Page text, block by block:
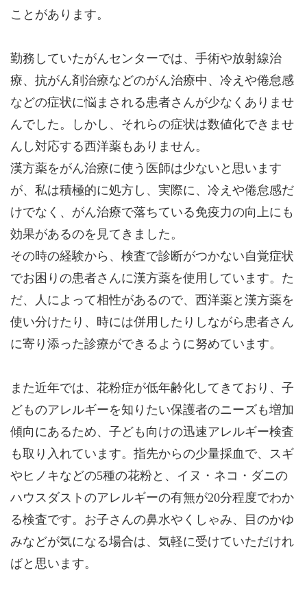
ことがあります。
勤務していたがんセンターでは、手術や放射線治
療、抗がん剤治療などのがん治療中、冷えや倦怠感
などの症状に悩まされる患者さんが少なくありませ
んでした。しかし、それらの症状は数値化できませ
んし対応する西洋薬もありません。
漢方薬をがん治療に使う医師は少ないと思います
が、私は積極的に処方し、実際に、冷えや倦怠感だ
けでなく、がん治療で落ちている免疫力の向上にも
効果があるのを見てきました。
その時の経験から、検査で診断がつかない自覚症状
でお困りの患者さんに漢方薬を使用しています。た
だ、人によって相性があるので、西洋薬と漢方薬を
使い分けたり、時には併用したりしながら患者さん
に寄り添った診療ができるように努めています。
また近年では、花粉症が低年齢化してきており、子
どものアレルギーを知りたい保護者のニーズも増加
傾向にあるため、子ども向けの迅速アレルギー検査
も取り入れています。指先からの少量採血で、スギ
やヒノキなどの5種の花粉と、イヌ・ネコ・ダニの
ハウスダストのアレルギーの有無が20分程度でわか
る検査です。お子さんの鼻水やくしゃみ、目のかゆ
みなどが気になる場合は、気軽に受けていただけれ
ばと思います。